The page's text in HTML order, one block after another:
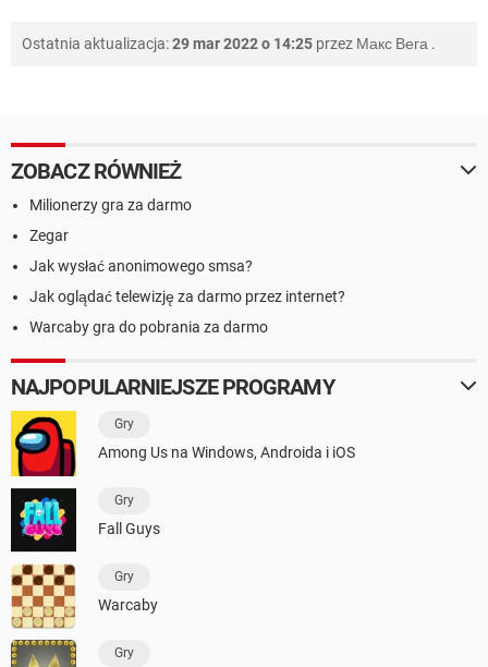
Ostatnia aktualizacja:29 mar 2022 o 14:25 przez Макс Вега .
ZOBACZ RÓWNIEŻ
Milionerzy gra za darmo
Zegar
Jak wysłać anonimowego smsa?
Jak oglądać telewizję za darmo przez internet?
Warcaby gra do pobrania za darmo
NAJPOPULARNIEJSZE PROGRAMY
Gry
Among Us na Windows, Androida i iOS
Gry
Fall Guys
Gry
Warcaby
Gry